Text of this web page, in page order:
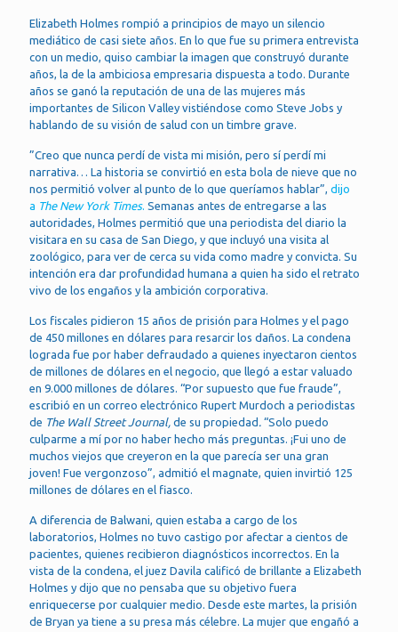
Elizabeth Holmes rompió a principios de mayo un silencio
mediático de casi siete años. En lo que fue su primera entrevista
con un medio, quiso cambiar la imagen que construyó durante
años, la de la ambiciosa empresaria dispuesta a todo. Durante
años se ganó la reputación de una de las mujeres más
importantes de Silicon Valley vistiéndose como Steve Jobs y
hablando de su visión de salud con un timbre grave.
”Creo que nunca perdí de vista mi misión, pero sí perdí mi
narrativa… La historia se convirtió en esta bola de nieve que no
nos permitió volver al punto de lo que queríamos hablar”, dijo
a The New York Times. Semanas antes de entregarse a las
autoridades, Holmes permitió que una periodista del diario la
visitara en su casa de San Diego, y que incluyó una visita al
zoológico, para ver de cerca su vida como madre y convicta. Su
intención era dar profundidad humana a quien ha sido el retrato
vivo de los engaños y la ambición corporativa.
Los fiscales pidieron 15 años de prisión para Holmes y el pago
de 450 millones en dólares para resarcir los daños. La condena
lograda fue por haber defraudado a quienes inyectaron cientos
de millones de dólares en el negocio, que llegó a estar valuado
en 9.000 millones de dólares. “Por supuesto que fue fraude”,
escribió en un correo electrónico Rupert Murdoch a periodistas
de The Wall Street Journal, de su propiedad . “Solo puedo
culparme a mí por no haber hecho más preguntas. ¡Fui uno de
muchos viejos que creyeron en la que parecía ser una gran
joven! Fue vergonzoso”, admitió el magnate, quien invirtió 125
millones de dólares en el fiasco.
A diferencia de Balwani, quien estaba a cargo de los
laboratorios, Holmes no tuvo castigo por afectar a cientos de
pacientes, quienes recibieron diagnósticos incorrectos. En la
vista de la condena, el juez Davila calificó de brillante a Elizabeth
Holmes y dijo que no pensaba que su objetivo fuera
enriquecerse por cualquier medio. Desde este martes, la prisión
de Bryan ya tiene a su presa más célebre. La mujer que engañó a